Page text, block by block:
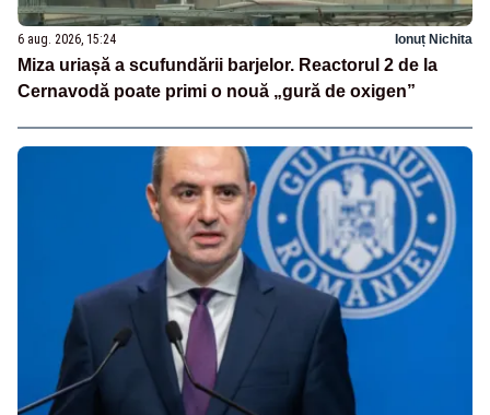
6 aug. 2026, 15:24 Ionuț Nichita
Miza uriașă a scufundării barjelor. Reactorul 2 de la
Cernavodă poate primi o nouă „gură de oxigen”